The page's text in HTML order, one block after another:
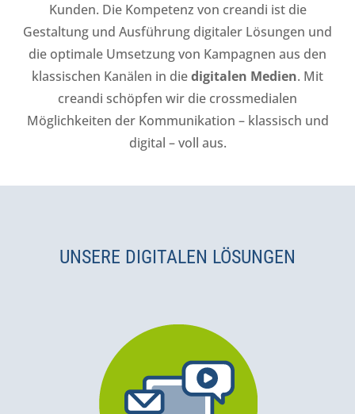
Kunden. Die Kompetenz von creandi ist die
Gestaltung und Ausführung digitaler Lösungen und
die optimale Umsetzung von Kampagnen aus den
klassischen Kanälen in diedigitalen Medien. Mit
creandi schöpfen wir die crossmedialen
Möglichkeiten der Kommunikation – klassisch und
digital – voll aus.
UNSERE DIGITALEN LÖSUNGEN